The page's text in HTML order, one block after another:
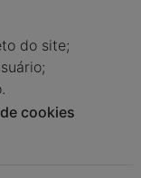
do site;
cookies